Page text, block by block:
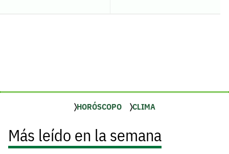
HORÓSCOPO CLIMA
Más leído en la semana